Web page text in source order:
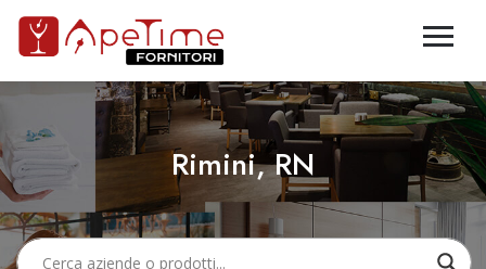
Rimini, RN